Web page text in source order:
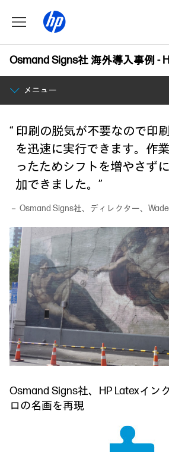
Osmand Signs社 海外導入事例 -
メニュー
“ 印刷の脱気が不要なので印
を迅速に実行できます。作
ったためシフトを増やさず
加できました。”
－ Osmand Signs社、ディレクター、
Osmand Signs社、HP Latexイン
ロの名画を再現